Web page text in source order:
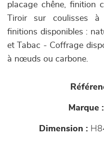
placage chêne, finition
Tiroir sur coulisses
finitions disponibles :
et Tabac - Coffrage
à nœuds ou carbone.
Marque :
Dimension :